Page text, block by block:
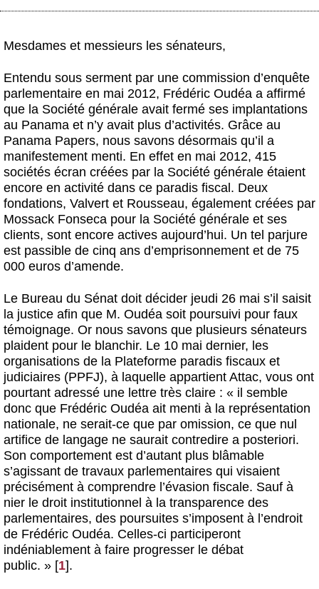
Mesdames et messieurs les sénateurs,
Entendu sous serment par une commission d’enquête
parlementaire en mai 2012, Frédéric Oudéa a affirmé
que la Société générale avait fermé ses implantations
au Panama et n’y avait plus d’activités. Grâce au
Panama Papers, nous savons désormais qu’il a
manifestement menti. En effet en mai 2012, 415
sociétés écran créées par la Société générale étaient
encore en activité dans ce paradis fiscal. Deux
fondations, Valvert et Rousseau, également créées par
Mossack Fonseca pour la Société générale et ses
clients, sont encore actives aujourd’hui. Un tel parjure
est passible de cinq ans d’emprisonnement et de 75
000 euros d’amende.
Le Bureau du Sénat doit décider jeudi 26 mai s’il saisit
la justice afin que M. Oudéa soit poursuivi pour faux
témoignage. Or nous savons que plusieurs sénateurs
plaident pour le blanchir. Le 10 mai dernier, les
organisations de la Plateforme paradis fiscaux et
judiciaires (PPFJ), à laquelle appartient Attac, vous ont
pourtant adressé une lettre très claire : « il semble
donc que Frédéric Oudéa ait menti à la représentation
nationale, ne serait-ce que par omission, ce que nul
artifice de langage ne saurait contredire a posteriori.
Son comportement est d’autant plus blâmable
s’agissant de travaux parlementaires qui visaient
précisément à comprendre l’évasion fiscale. Sauf à
nier le droit institutionnel à la transparence des
parlementaires, des poursuites s’imposent à l’endroit
de Frédéric Oudéa. Celles-ci participeront
indéniablement à faire progresser le débat
public. » [1].